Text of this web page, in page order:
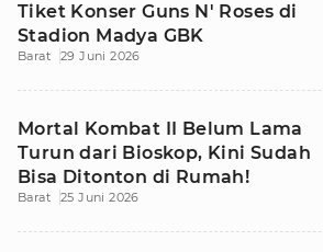
Tiket Konser Guns N' Roses di
Stadion Madya GBK
Barat 29 Juni 2026
Mortal Kombat II Belum Lama
Turun dari Bioskop, Kini Sudah
Bisa Ditonton di Rumah!
Barat 25 Juni 2026